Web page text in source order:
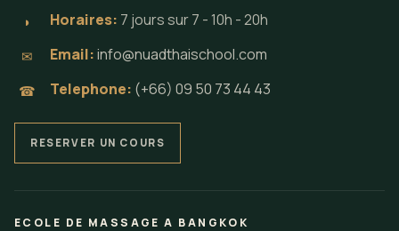
◗ Horaires: 7 jours sur 7 - 10h - 20h
✉ Email:info@nuadthaischool.com
☎ Telephone: (+66) 09 50 73 44 43
RESERVER UN COURS
ECOLE DE MASSAGE A BANGKOK